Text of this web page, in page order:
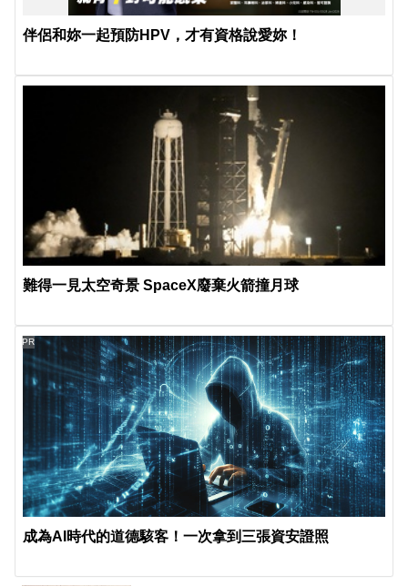
伴侶和妳一起預防HPV，才有資格說愛妳！
難得一見太空奇景 SpaceX廢棄火箭撞月球
成為AI時代的道德駭客！一次拿到三張資安證照
PR